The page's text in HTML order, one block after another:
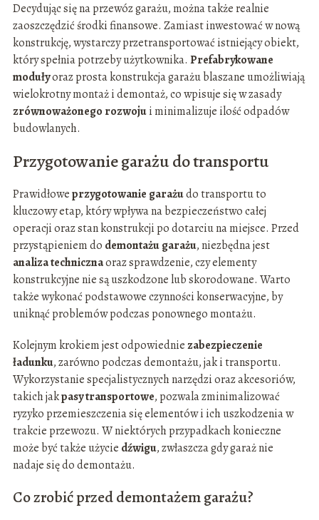
Decydując się na przewóz garażu, można także realnie
zaoszczędzić środki finansowe. Zamiast inwestować w nową
konstrukcję, wystarczy przetransportować istniejący obiekt,
który spełnia potrzeby użytkownika. Prefabrykowane
modułyoraz prosta konstrukcja garażu blaszane umożliwiają
wielokrotny montaż i demontaż, co wpisuje się w zasady
zrównoważonego rozwojui minimalizuje ilość odpadów
budowlanych.
Przygotowanie garażu do transportu
Prawidłoweprzygotowanie garażudo transportu to
kluczowy etap, który wpływa na bezpieczeństwo całej
operacji oraz stan konstrukcji po dotarciu na miejsce. Przed
przystąpieniem do demontażu garażu, niezbędna jest
analiza technicznaoraz sprawdzenie, czy elementy
konstrukcyjne nie są uszkodzone lub skorodowane. Warto
także wykonać podstawowe czynności konserwacyjne, by
uniknąć problemów podczas ponownego montażu.
Kolejnym krokiem jest odpowiedniezabezpieczenie
ładunku, zarówno podczas demontażu, jak i transportu.
Wykorzystanie specjalistycznych narzędzi oraz akcesoriów,
takich jakpasy transportowe, pozwala zminimalizować
ryzyko przemieszczenia się elementów i ich uszkodzenia w
trakcie przewozu. W niektórych przypadkach konieczne
może być także użycie dźwigu, zwłaszcza gdy garaż nie
nadaje się do demontażu.
Co zrobić przed demontażem garażu?